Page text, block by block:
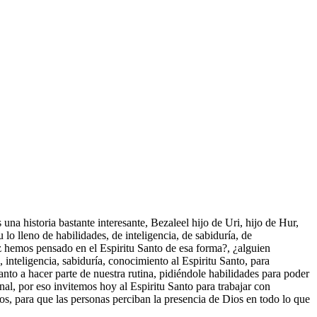
historia bastante interesante, Bezaleel hijo de Uri, hijo de Hur,
lo lleno de habilidades, de inteligencia, de sabiduría, de
pensado en el Espiritu Santo de esa forma?, ¿alguien
inteligencia, sabiduría, conocimiento al Espiritu Santo, para
a hacer parte de nuestra rutina, pidiéndole habilidades para poder
por eso invitemos hoy al Espiritu Santo para trabajar con
para que las personas perciban la presencia de Dios en todo lo que